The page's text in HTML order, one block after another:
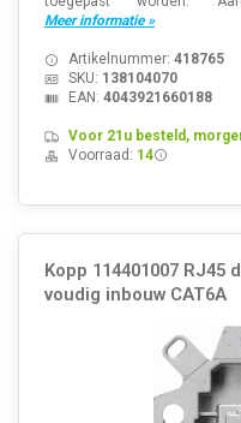
Meer informatie »
Artikelnummer: 418765
SKU: 138104070
EAN: 4043921660188
Voor 21u besteld,
Voorraad: 14
Kopp 114401007
voudig inbouw CAT6A